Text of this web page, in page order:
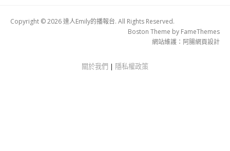
Copyright © 2026 達人Emily的播報台. All Rights Reserved.
Boston Theme by FameThemes
網站維護： 阿腸網頁設計
關於我們 | 隱私權政策